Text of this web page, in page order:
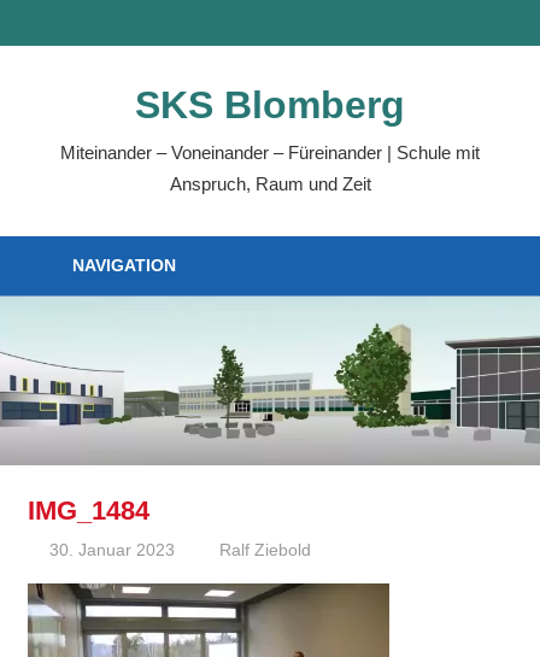
Inhalt
SKS Blomberg
Miteinander – Voneinander – Füreinander | Schule mit
Anspruch, Raum und Zeit
NAVIGATION
IMG_1484
30. Januar 2023 Ralf Ziebold